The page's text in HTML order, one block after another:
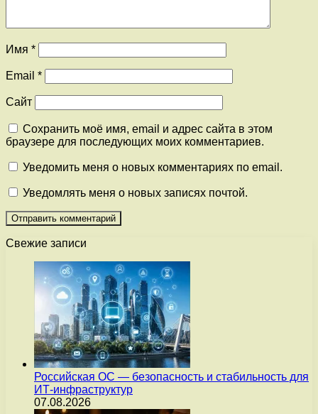
Имя *
Email *
Сайт
Сохранить моё имя, email и адрес сайта в этом
браузере для последующих моих комментариев.
Уведомить меня о новых комментариях по email.
Уведомлять меня о новых записях почтой.
Свежие записи
Российская ОС — безопасность и стабильность для
ИТ-инфраструктур
07.08.2026